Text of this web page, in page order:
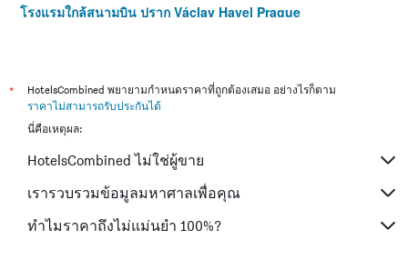
โรงแรมใกล้สนามบิน ปราก Václav Havel Prague
*
HotelsCombined พยายามกำหนดราคาที่ถูกต้องเสมอ อย่างไรก็ตาม
ราคาไม่สามารถรับประกันได้
นี่คือเหตุผล:
HotelsCombined ไม่ใช่ผู้ขาย
เรารวบรวมข้อมูลมหาศาลเพื่อคุณ
ทำไมราคาถึงไม่แม่นยำ 100%?